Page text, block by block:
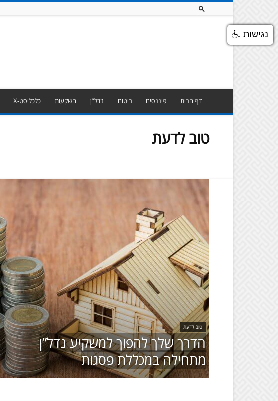
דף הבית פיננסים ביטוח נדל”ן השקעות כלכליסט-X
טוב לדעת
טוב לדעת
הדרך שלך להפוך למשקיע נדל”ן
מתחילה במכללת פסגות
נגישות